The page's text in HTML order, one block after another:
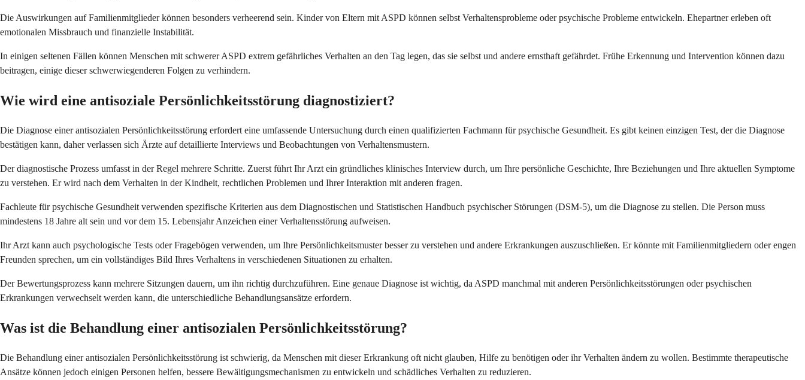
Die Auswirkungen auf Familienmitglieder können besonders verheerend sein. Kinder von Eltern mit ASPD können selbst Verhaltensprobleme oder psychische Probleme entwickeln. Ehepartner erleben oft
emotionalen Missbrauch und finanzielle Instabilität.
In einigen seltenen Fällen können Menschen mit schwerer ASPD extrem gefährliches Verhalten an den Tag legen, das sie selbst und andere ernsthaft gefährdet. Frühe Erkennung und Intervention können dazu
beitragen, einige dieser schwerwiegenderen Folgen zu verhindern.
Wie wird eine antisoziale Persönlichkeitsstörung diagnostiziert?
Die Diagnose einer antisozialen Persönlichkeitsstörung erfordert eine umfassende Untersuchung durch einen qualifizierten Fachmann für psychische Gesundheit. Es gibt keinen einzigen Test, der die Diagnose
bestätigen kann, daher verlassen sich Ärzte auf detaillierte Interviews und Beobachtungen von Verhaltensmustern.
Der diagnostische Prozess umfasst in der Regel mehrere Schritte. Zuerst führt Ihr Arzt ein gründliches klinisches Interview durch, um Ihre persönliche Geschichte, Ihre Beziehungen und Ihre aktuellen Symptome
zu verstehen. Er wird nach dem Verhalten in der Kindheit, rechtlichen Problemen und Ihrer Interaktion mit anderen fragen.
Fachleute für psychische Gesundheit verwenden spezifische Kriterien aus dem Diagnostischen und Statistischen Handbuch psychischer Störungen (DSM-5), um die Diagnose zu stellen. Die Person muss
mindestens 18 Jahre alt sein und vor dem 15. Lebensjahr Anzeichen einer Verhaltensstörung aufweisen.
Ihr Arzt kann auch psychologische Tests oder Fragebögen verwenden, um Ihre Persönlichkeitsmuster besser zu verstehen und andere Erkrankungen auszuschließen. Er könnte mit Familienmitgliedern oder engen
Freunden sprechen, um ein vollständiges Bild Ihres Verhaltens in verschiedenen Situationen zu erhalten.
Der Bewertungsprozess kann mehrere Sitzungen dauern, um ihn richtig durchzuführen. Eine genaue Diagnose ist wichtig, da ASPD manchmal mit anderen Persönlichkeitsstörungen oder psychischen
Erkrankungen verwechselt werden kann, die unterschiedliche Behandlungsansätze erfordern.
Was ist die Behandlung einer antisozialen Persönlichkeitsstörung?
Die Behandlung einer antisozialen Persönlichkeitsstörung ist schwierig, da Menschen mit dieser Erkrankung oft nicht glauben, Hilfe zu benötigen oder ihr Verhalten ändern zu wollen. Bestimmte therapeutische
Ansätze können jedoch einigen Personen helfen, bessere Bewältigungsmechanismen zu entwickeln und schädliches Verhalten zu reduzieren.